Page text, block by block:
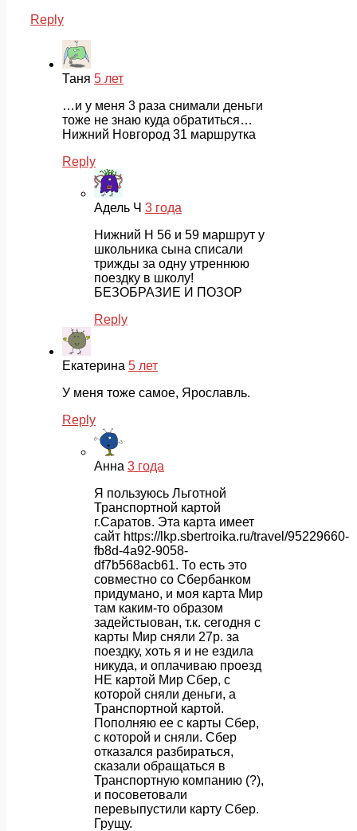
Reply
Таня 5 лет
…и у меня 3 раза снимали деньги
тоже не знаю куда обратиться…
Нижний Новгород 31 маршрутка
Reply
Адель Ч 3 года
Нижний Н 56 и 59 маршрут у
школьника сына списали
трижды за одну утреннюю
поездку в школу!
БЕЗОБРАЗИЕ И ПОЗОР
Reply
Екатерина 5 лет
У меня тоже самое, Ярославль.
Reply
Анна 3 года
Я пользуюсь Льготной
Транспортной картой
г.Саратов. Эта карта имеет
сайт https://lkp.sbertroika.ru/travel/95229660-
fb8d-4a92-9058-
df7b568acb61. То есть это
совместно со Сбербанком
придумано, и моя карта Мир
там каким-то образом
задейстыован, т.к. сегодня с
карты Мир сняли 27р. за
поездку, хоть я и не ездила
никуда, и оплачиваю проезд
НЕ картой Мир Сбер, с
которой сняли деньги, а
Транспортной картой.
Пополняю ее с карты Сбер,
с которой и сняли. Сбер
отказался разбираться,
сказали обращаться в
Транспортную компанию (?),
и посоветовали
перевыпустили карту Сбер.
Грущу.